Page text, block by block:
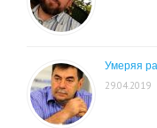
Умеряя
29.04.2019